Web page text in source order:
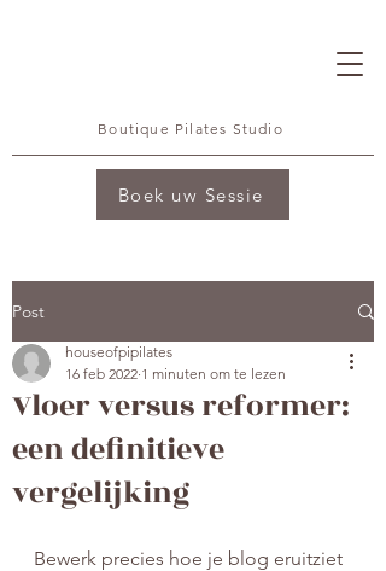
Boutique Pilates Studio
Boek uw Sessie
Post
Vloer versus reformer:
een definitieve
vergelijking
houseofpipilates
16 feb 2022 1 minuten om te lezen
Bewerk precies hoe je blog eruitziet